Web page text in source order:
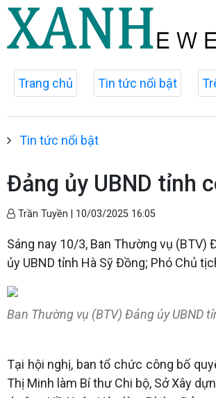
Trang chủ Tin tức nổi bật
Tin tức nổi bật
Đảng ủy UBND tỉnh
Trần Tuyền | 10/03/2025 16:05
Sáng nay 10/3, Ban Thường vụ
ủy UBND tỉnh Hà Sỹ Đồng; Phó Chủ
Ban Thường vụ (BTV) Đảng ủy UBND
Tại hội nghị, ban tổ chức công bố
Thị Minh làm Bí thư Chi bộ, Sở Xây